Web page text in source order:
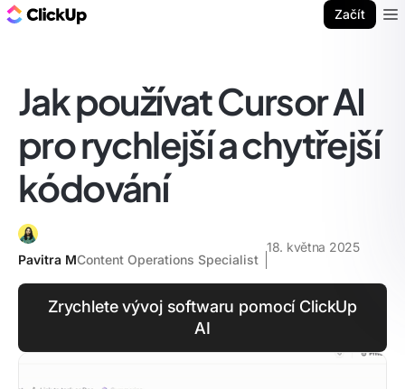
Začít
Jak používat Cursor AI
pro rychlejší a chytřejší
kódování
Pavitra MContent Operations Specialist
18. května 2025
Zrychlete vývoj softwaru pomocí ClickUp
AI